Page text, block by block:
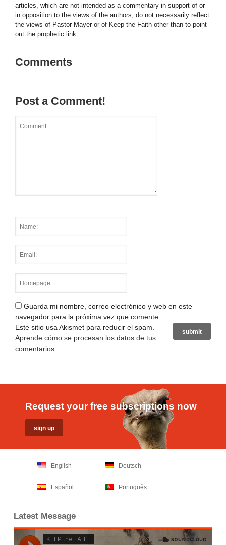
articles, which are not intended as a commentary in support of or
in opposition to the views of the authors, do not necessarily reflect
the views of Pastor Mayer or of Keep the Faith other than to point
out the prophetic link.
Comments
Post a Comment!
Guarda mi nombre, correo electrónico y web en este
navegador para la próxima vez que comente.
Este sitio usa Akismet para reducir el spam.
Aprende cómo se procesan los datos de tus
comentarios
Request your free subscriptions now
English Deutsch
Español Português
Latest Message